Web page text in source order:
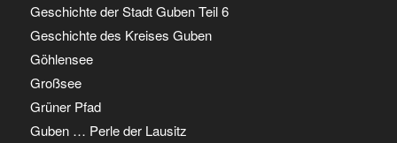
Geschichte der Stadt Guben Teil 6
Geschichte des Kreises Guben
Göhlensee
Großsee
Grüner Pfad
Guben … Perle der Lausitz